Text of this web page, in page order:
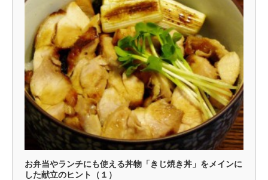
お弁当やランチにも使える丼物「きじ焼き丼」をメインに
した献立のヒント（１）